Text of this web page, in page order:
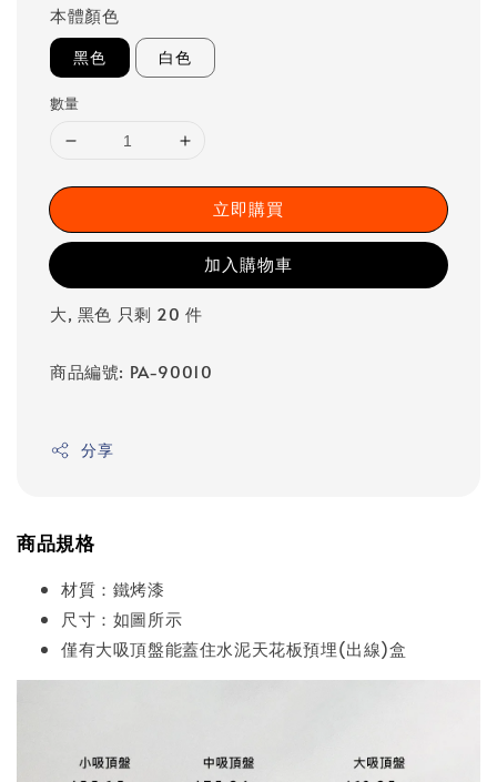
本體顏色
黑色 白色
數量
立即購買
加入購物車
大, 黑色 只剩 20 件
商品編號: PA-90010
分享
商品規格
材質：鐵烤漆
尺寸：如圖所示
僅有大吸頂盤能蓋住水泥天花板預埋(出線)盒